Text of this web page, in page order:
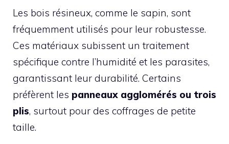
Les bois résineux, comme le sapin, sont
fréquemment utilisés pour leur robustesse.
Ces matériaux subissent un traitement
spécifique contre l’humidité et les parasites,
garantissant leur durabilité. Certains
préfèrent les panneaux agglomérés ou trois
plis, surtout pour des coffrages de petite
taille.